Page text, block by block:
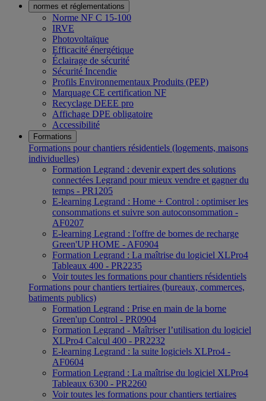
normes et réglementations
Norme NF C 15-100
IRVE
Photovoltaïque
Efficacité énergétique
Éclairage de sécurité
Sécurité Incendie
Profils Environnementaux Produits (PEP)
Marquage CE certification NF
Recyclage DEEE pro
Affichage DPE obligatoire
Accessibilité
Formations
Formations pour chantiers résidentiels (logements, maisons
individuelles)
Formation Legrand : devenir expert des solutions
connectées Legrand pour mieux vendre et gagner du
temps - PR1205
E-learning Legrand : Home + Control : optimiser les
consommations et suivre son autoconsommation -
AF0207
E-learning Legrand : l'offre de bornes de recharge
Green'UP HOME - AF0904
Formation Legrand : La maîtrise du logiciel XLPro4
Tableaux 400 - PR2235
Voir toutes les formations pour chantiers résidentiels
Formations pour chantiers tertiaires (bureaux, commerces,
batiments publics)
Formation Legrand : Prise en main de la borne
Green'up Control - PR0904
Formation Legrand - Maîtriser l’utilisation du logiciel
XLPro4 Calcul 400 - PR2232
E-learning Legrand : la suite logiciels XLPro4 -
AF0604
Formation Legrand : La maîtrise du logiciel XLPro4
Tableaux 6300 - PR2260
Voir toutes les formations pour chantiers tertiaires